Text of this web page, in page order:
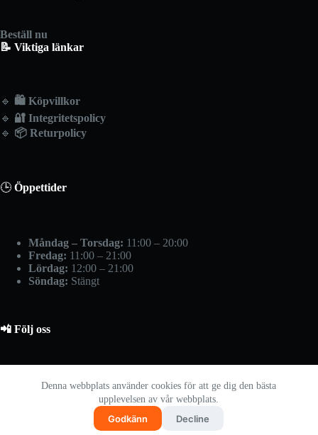
Denna webbplats använder cookies för att ge dig den bästa
upplevelsen av vår webbplats.
Godkänn Decline
Beställ nu
📝 Viktiga länkar
🔹 🛍️ Köpvillkor
🔹 🔐 Integritetspolicy
🔹 📦 Returpolicy
🕒 Öppettider
Måndag – Torsdag: 11:00 – 20:00
Fredag: 11:00 – 21:00
Lördag: 12:00 – 21:00
Söndag: Stängt
📲 Följ oss
📷 Instagram
Tech Master
- Specialister på Webb- och E-